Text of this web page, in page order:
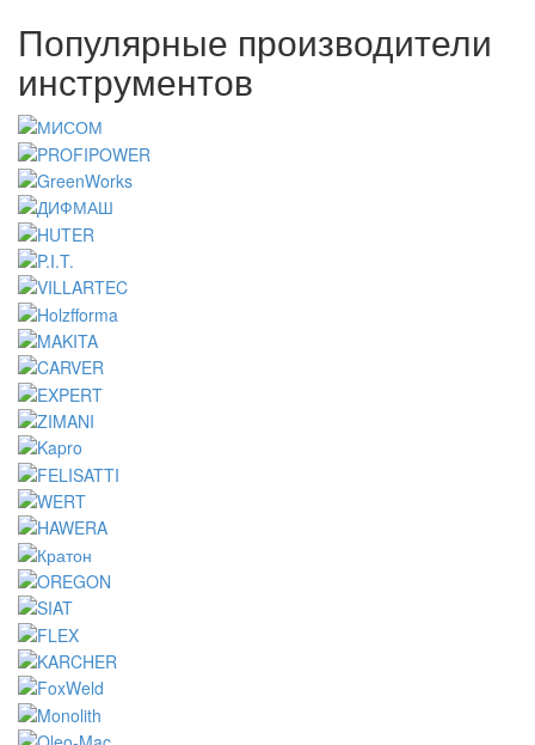
Популярные производители
инструментов